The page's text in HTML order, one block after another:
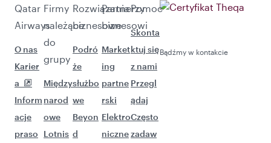
Qatar
Airways
O nas
Karier
a
Inform
acje
praso
Firmy
należące
do
grupy
Między
narod
owe
Lotnis
Rozwiązania
biznesowe
Podró
że
służbo
we
Beyon
d
Partnerzy
biznesowi
Market
ing
partne
rski
Elektro
niczne
Pomoc
Skonta
ktuj się
z nami
Przegl
ądaj
Często
zadaw
Bądźmy w kontakcie